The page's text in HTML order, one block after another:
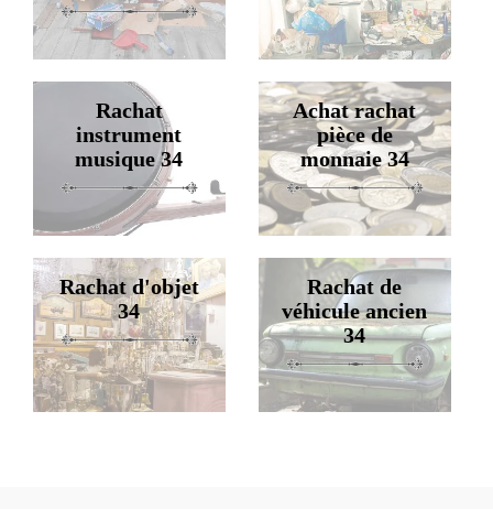
Rachat
instrument
musique 34
Achat rachat
pièce de
monnaie 34
Rachat d'objet
34
Rachat de
véhicule ancien
34